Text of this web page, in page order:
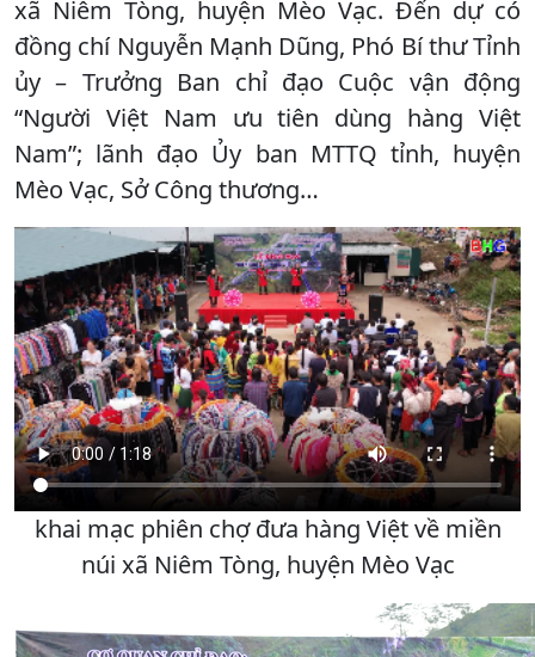
xã Niêm Tòng, huyện Mèo Vạc. Đến dự có
đồng chí Nguyễn Mạnh Dũng, Phó Bí thư Tỉnh
ủy – Trưởng Ban chỉ đạo Cuộc vận động
“Người Việt Nam ưu tiên dùng hàng Việt
Nam”; lãnh đạo Ủy ban MTTQ tỉnh, huyện
Mèo Vạc, Sở Công thương…
khai mạc phiên chợ đưa hàng Việt về miền
núi xã Niêm Tòng, huyện Mèo Vạc